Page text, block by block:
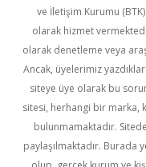
ve İletişim Kurumu
olarak hizmet
olarak denetleme veya
Ancak, üyelerimiz
siteye üye olarak bu
sitesi, herhangi bir marka,
bulunmamaktadır.
paylaşılmaktadır. Burada